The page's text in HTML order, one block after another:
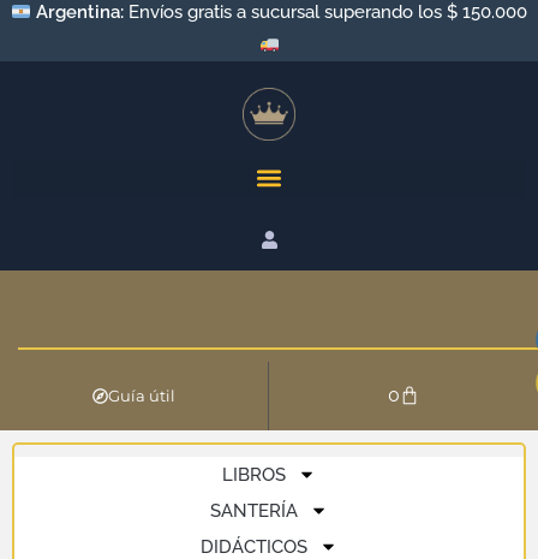
Argentina: Envíos gratis a sucursal superando los $ 150.000
Guía útil 0
LIBROS
SANTERÍA
DIDÁCTICOS